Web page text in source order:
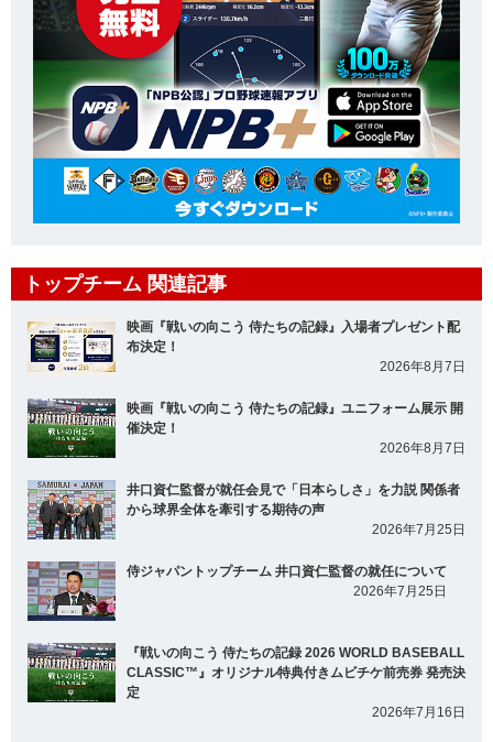
トップチーム 関連記事
映画『戦いの向こう 侍たちの記録』入場者プレゼント配
布決定！
2026年8月7日
映画『戦いの向こう 侍たちの記録』ユニフォーム展示 開
催決定！
2026年8月7日
井口資仁監督が就任会見で「日本らしさ」を力説 関係者
から球界全体を牽引する期待の声
2026年7月25日
侍ジャパントップチーム 井口資仁監督の就任について
2026年7月25日
『戦いの向こう 侍たちの記録 2026 WORLD BASEBALL
CLASSIC™』オリジナル特典付きムビチケ前売券 発売決
定
2026年7月16日